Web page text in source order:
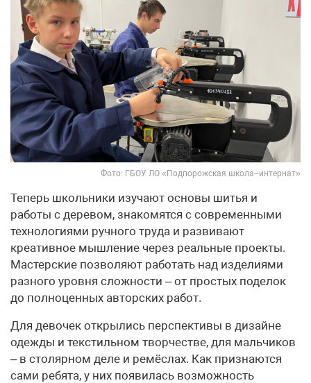
Фото: ГБОУ ЛО «Подпорожская школа–интернат»
Теперь школьники изучают основы шитья и
работы с деревом, знакомятся с современными
технологиями ручного труда и развивают
креативное мышление через реальные проекты.
Мастерские позволяют работать над изделиями
разного уровня сложности – от простых поделок
до полноценных авторских работ.
Для девочек открылись перспективы в дизайне
одежды и текстильном творчестве, для мальчиков
– в столярном деле и ремёслах. Как признаются
сами ребята, у них появилась возможность